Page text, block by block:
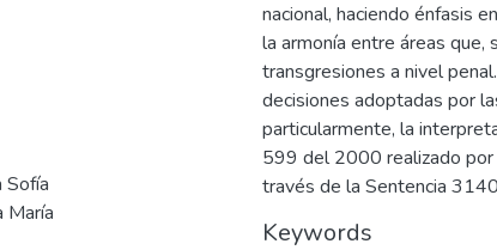
Sofía
María
nacional, haciendo énfasis
la armonía entre áreas que,
transgresiones a nivel
decisiones adoptadas por
particularmente, la
599 del 2000 realizado por
través de la Sentencia
Keywords